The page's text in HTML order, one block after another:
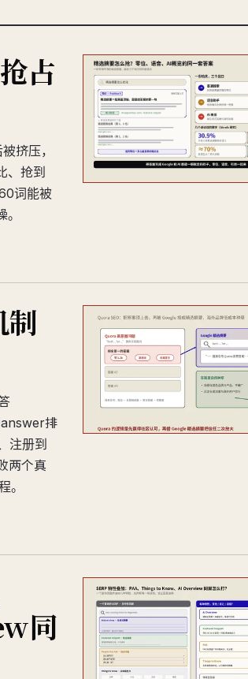
占
挤压，
、抢到
词能被
排
注册到
两个真
。
同